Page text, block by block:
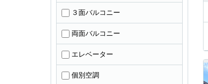
３面バルコニー
両面バルコニー
エレベーター
個別空調